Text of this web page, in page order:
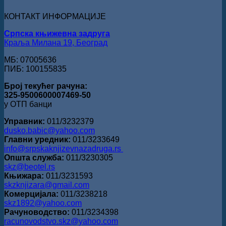
КОНТАКТ ИНФОРМАЦИЈЕ
Српска књижевна задруга
Краља Милана 19, Београд
МБ: 07005636
ПИБ: 100155835
Број текућег рачуна:
325-9500600007469-50
у ОТП банци
Управник: 011/3232379
dusko.babic@yahoo.com
Главни уредник: 011/3233649
info@srpskaknjizevnazadruga.rs
Општа служба: 011/3230305
skz@beotel.rs
Књижара: 011/3231593
skzknjizara@gmail.com
Комерцијала: 011/3238218
skz1892@yahoo.com
Рачуноводство: 011/3234398
racunovodstvo.skz@yahoo.com